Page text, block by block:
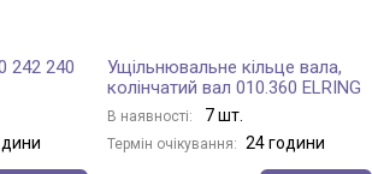
242 240
Ущільнювальне кільце вала,
колінчатий вал 010.360 ELRING
В наявності: 7 шт.
Термін очікування: 24 години